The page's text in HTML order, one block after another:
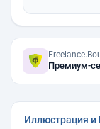
Премиум-
Иллюстрация и